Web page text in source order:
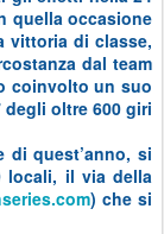
quella occasione
vittoria di classe,
dal team
coinvolto un suo
oltre 600 giri
di quest’anno, si
locali, il via della
) che si